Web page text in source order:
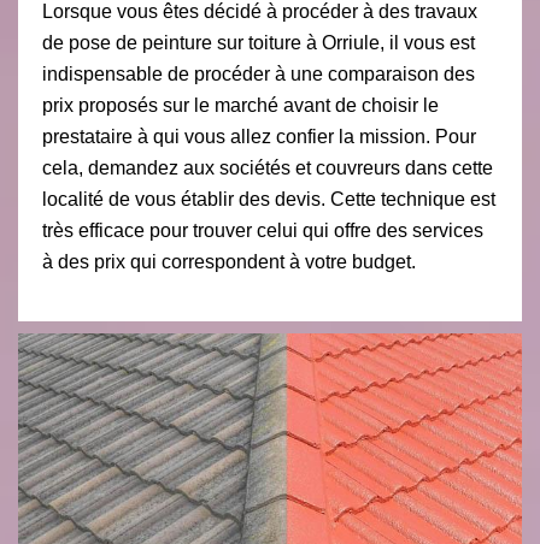
Lorsque vous êtes décidé à procéder à des travaux
de pose de peinture sur toiture à Orriule, il vous est
indispensable de procéder à une comparaison des
prix proposés sur le marché avant de choisir le
prestataire à qui vous allez confier la mission. Pour
cela, demandez aux sociétés et couvreurs dans cette
localité de vous établir des devis. Cette technique est
très efficace pour trouver celui qui offre des services
à des prix qui correspondent à votre budget.